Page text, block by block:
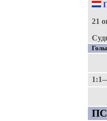
21
Голы